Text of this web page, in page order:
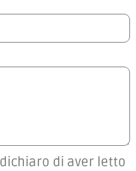
di aver letto